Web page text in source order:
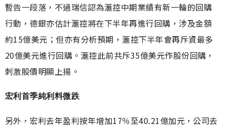
暫告一段落，不過瑞信認為滙控中期業績有新一輪的回購
行動，德銀亦估計滙控將在下半年再進行回購，涉及金額
約15億美元；但亦有分析預期，滙控下半年會再斥資最多
20億美元進行回購。滙控此前共斥35億美元作股份回購，
刺激股價明顯上揚。
宏利首季純利料微跌
另外，宏利去年盈利按年增加17％至40.21億加元，公司去